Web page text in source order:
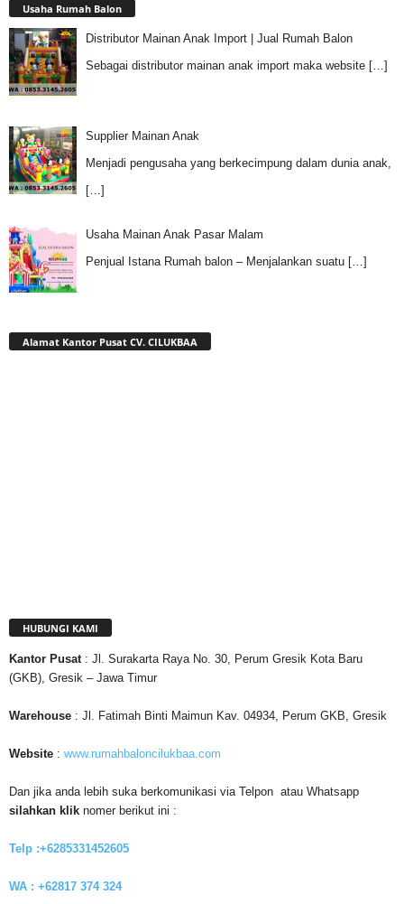
Usaha Rumah Balon
Distributor Mainan Anak Import | Jual Rumah Balon
Sebagai distributor mainan anak import maka website […]
Supplier Mainan Anak
Menjadi pengusaha yang berkecimpung dalam dunia anak,
[…]
Usaha Mainan Anak Pasar Malam
Penjual Istana Rumah balon – Menjalankan suatu […]
Alamat Kantor Pusat CV. CILUKBAA
HUBUNGI KAMI
Kantor Pusat : Jl. Surakarta Raya No. 30, Perum Gresik Kota Baru
(GKB), Gresik – Jawa Timur
Warehouse : Jl. Fatimah Binti Maimun Kav. 04934, Perum GKB, Gresik
Website : www.rumahbaloncilukbaa.com
Dan jika anda lebih suka berkomunikasi via Telpon atau Whatsapp
silahkan klik nomer berikut ini :
Telp :+6285331452605
WA : +62817 374 324